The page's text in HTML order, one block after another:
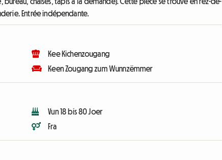
Entrée indépendante.
Kee Kichenzougang
Keen Zougang zum Wunnzëmmer
Vun 18 bis 80 Joer
Fra